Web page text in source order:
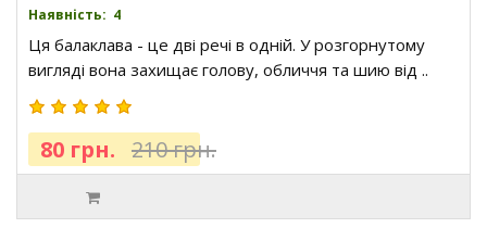
Наявність: 4
Ця балаклава - це дві речі в одній. У розгорнутому
вигляді вона захищає голову, обличчя та шию від ..
80 грн. 210 грн.